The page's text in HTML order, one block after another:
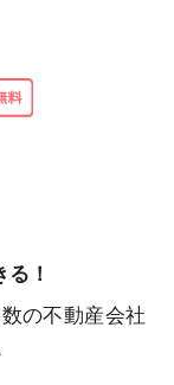
！
の不動産会社